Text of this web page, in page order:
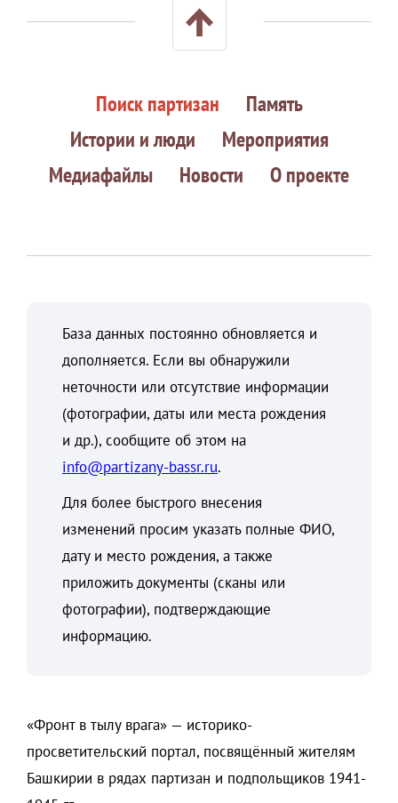
Поиск партизан
Память
Истории и люди
Мероприятия
Медиафайлы
Новости О проекте
База данных постоянно обновляется и
дополняется. Если вы обнаружили
неточности или отсутствие информации
(фотографии, даты или места рождения
и др.), сообщите об этом на
info@partizany-bassr.ru.
Для более быстрого внесения
изменений просим указать полные ФИО,
дату и место рождения, а также
приложить документы (сканы или
фотографии), подтверждающие
информацию.
«Фронт в тылу врага» — историко-
просветительский портал, посвящённый жителям
Башкирии в рядах партизан и подпольщиков 1941-